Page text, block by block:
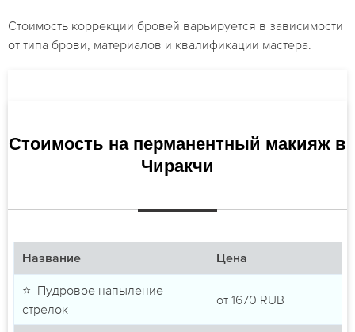
Стоимость коррекции бровей варьируется в зависимости
от типа брови, материалов и квалификации мастера.
Стоимость на перманентный макияж в
Чиракчи
Название Цена
⭐ Пудровое напыление
стрелок
от 1670 RUB